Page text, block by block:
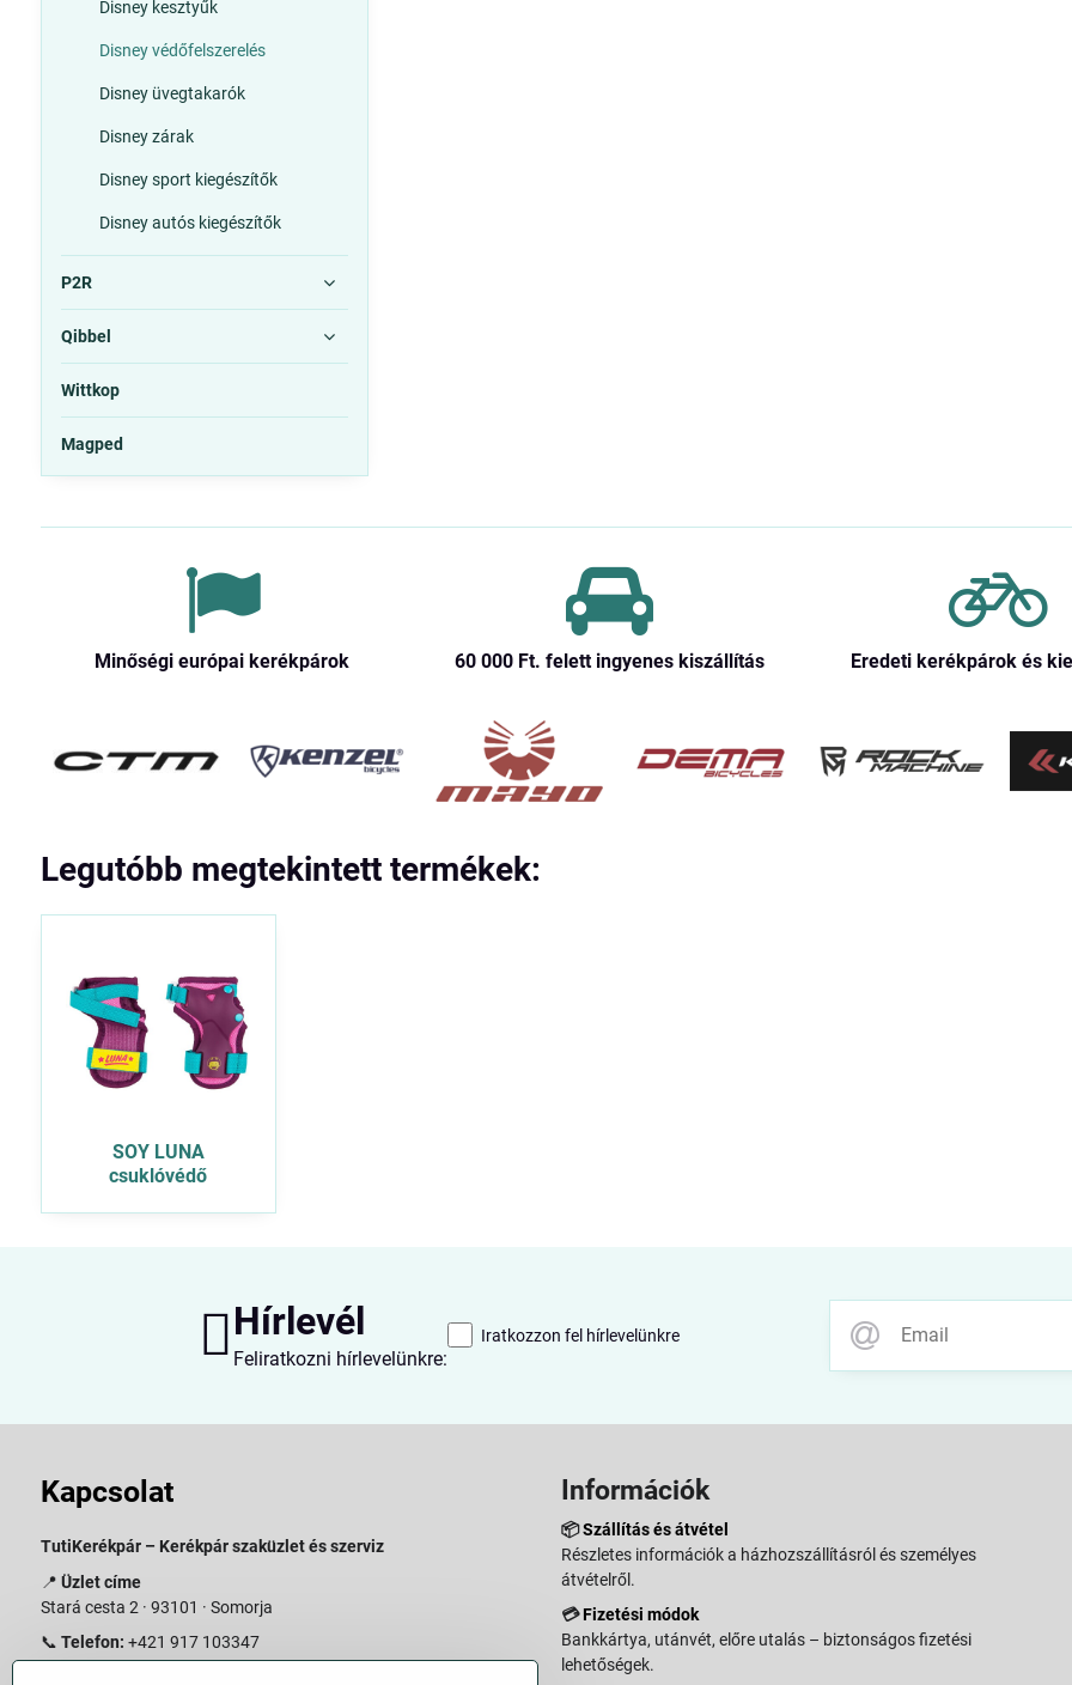
Disney kesztyűk
Disney védőfelszerelés
Disney üvegtakarók
Disney zárak
Disney sport kiegészítők
Disney autós kiegészítők
P2R
Qibbel
Wittkop
Magped
Minőségi európai kerékpárok 60 000 Ft​. felett ingyenes kiszállítás Eredeti kerékpárok és
Legutóbb megtekintett termékek:
SOY LUNA
csuklóvédő
Hírlevél
Feliratkozni hírlevelünkre:
Iratkozzon fel hírlevelünkre
Kapcsolat
TutiKerékpár – Kerékpár szaküzlet és szerviz
📍 Üzlet címe
Stará cesta 2 · 93101 · Somorja
📞 Telefon: +421 917 103347
Információk
📦Szállítás és átvétel
Részletes információk a házhozszállításról és személyes
átvételről.
💳Fizetési módok
Bankkártya, utánvét, előre utalás – biztonságos fizetési
lehetőségek.